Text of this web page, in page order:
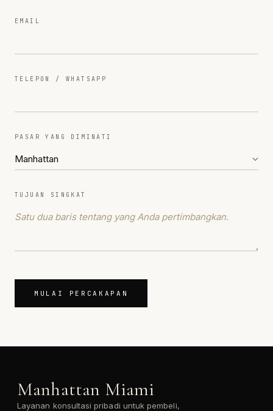
EMAIL
TELEPON / WHATSAPP
PASAR YANG DIMINATI
TUJUAN SINGKAT
MULAI PERCAKAPAN
Manhattan Miami
Layanan konsultasi pribadi untuk pembeli,